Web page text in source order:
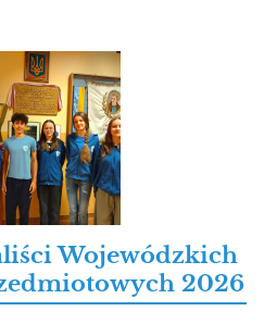
Wojewódzkich
2026